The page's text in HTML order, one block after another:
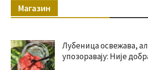
Магазин
Лубеница освежава,
упозоравају: Није